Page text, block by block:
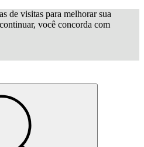
de visitas para melhorar sua
você concorda com